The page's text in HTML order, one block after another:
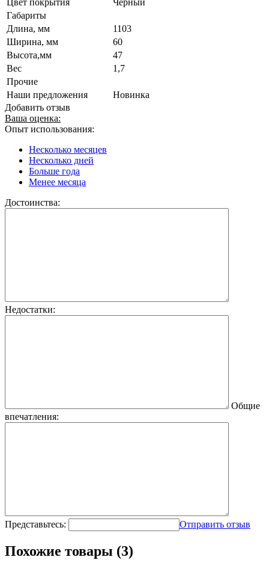
Габариты
Длина, мм
1103
Ширина, мм
60
Высота,мм
47
Вес
1,7
Прочие
Наши предложения
Новинка
Добавить отзыв
Ваша оценка:
Опыт использования:
Несколько месяцев
Несколько дней
Больше года
Менее месяца
Достоинства:
Недостатки:
Общие
впечатления:
Представьтесь: Отправить отзыв
Похожие товары (3)